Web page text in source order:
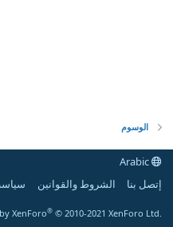
الوسوم
إتصل بنا
الشروط والقوانين
XenForo® © 2010-2021 XenForo Ltd.